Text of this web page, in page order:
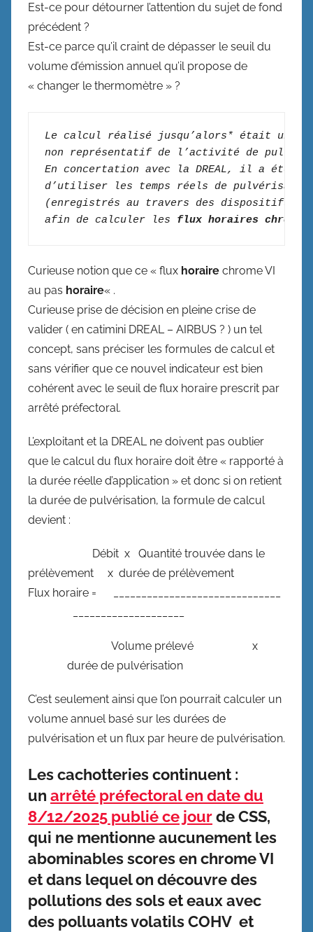
Est-ce pour détourner l’attention du sujet de fond
précédent ?
Est-ce parce qu’il craint de dépasser le seuil du
volume d’émission annuel qu’il propose de
« changer le thermomètre » ?
Le calcul réalisé jusqu’alors* était un
non représentatif de l’activité de
En concertation avec la DREAL, il a été
d’utiliser les temps réels de
(enregistrés au travers des dispositifs de
afin de calculer les flux horaires chrome
Curieuse notion que ce « flux horaire chrome VI
au pas horaire« .
Curieuse prise de décision en pleine crise de
valider ( en catimini DREAL – AIRBUS ? ) un tel
concept, sans préciser les formules de calcul et
sans vérifier que ce nouvel indicateur est bien
cohérent avec le seuil de flux horaire prescrit par
arrêté préfectoral.
L’exploitant et la DREAL ne doivent pas oublier
que le calcul du flux horaire doit être « rapporté à
la durée réelle d’application » et donc si on retient
la durée de pulvérisation, la formule de calcul
devient :
Débit x Quantité trouvée dans le
prélèvement x durée de prélèvement
Flux horaire = ______________________________
Volume prélevé x
durée de pulvérisation
C’est seulement ainsi que l’on pourrait calculer un
volume annuel basé sur les durées de
pulvérisation et un flux par heure de pulvérisation.
Les cachotteries continuent :
un arrêté préfectoral en date du
8/12/2025 publié ce jourde CSS,
qui ne mentionne aucunement les
abominables scores en chrome VI
et dans lequel on découvre des
pollutions des sols et eaux avec
des polluants volatils COHV et